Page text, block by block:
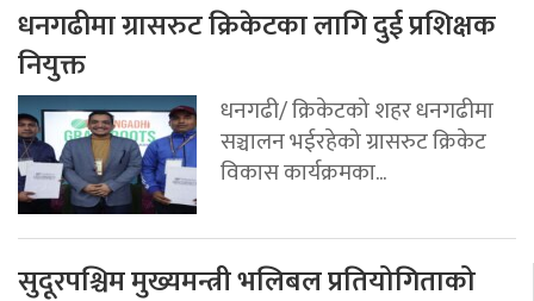
धनगढीमा ग्रासरुट क्रिकेटका लागि दुई प्रशिक्षक
नियुक्त
धनगढी/ क्रिकेटको शहर धनगढीमा
सञ्चालन भईरहेको ग्रासरुट क्रिकेट
विकास कार्यक्रमका...
सुदूरपश्चिम मुख्यमन्त्री भलिबल प्रतियोगिताको